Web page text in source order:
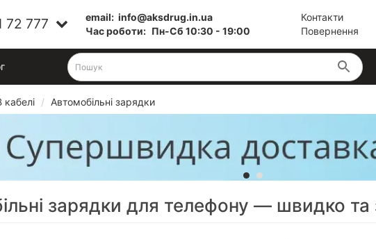
72 777 email: info@aksdrug.in.ua
Час роботи: Пн-Cб 10:30 - 19:00
Контакти
Повернення
кабелі Автомобільні зарядки
зарядки для телефону — швидко та